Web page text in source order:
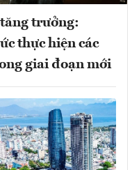
trưởng:
thực hiện các
giai đoạn mới